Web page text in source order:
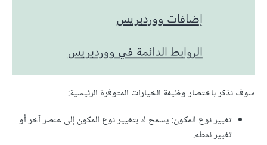
سوف نذكر باختصار وظيفة الخيارات المتوفرة الرئيسية:
تغيير نوع المكون: يسمح ك بتغيير نوع المكون إلى عنصر آخر أو
تغيير نمطه.